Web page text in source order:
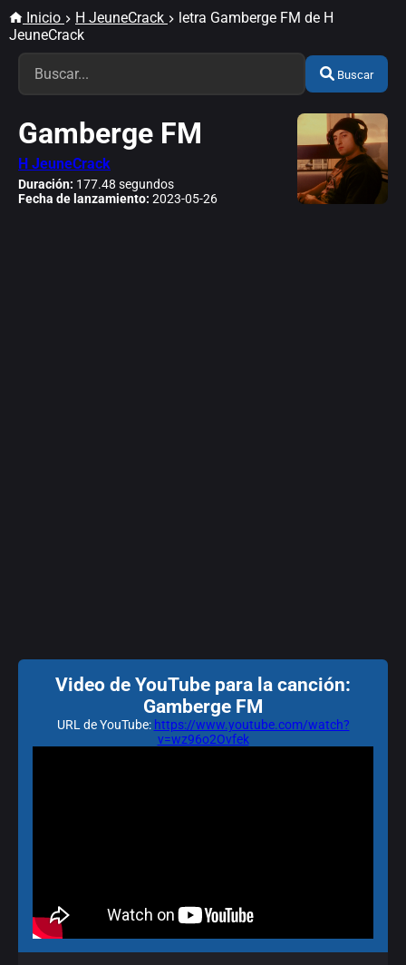
Inicio H JeuneCrack
letra Gamberge FM de H
JeuneCrack
Buscar
Gamberge FM
H JeuneCrack
Duración: 177.48 segundos
Fecha de lanzamiento: 2023-05-26
Video de YouTube para la canción:
Gamberge FM
URL de YouTube: https://www.youtube.com/watch?
v=wz96o2Ovfek